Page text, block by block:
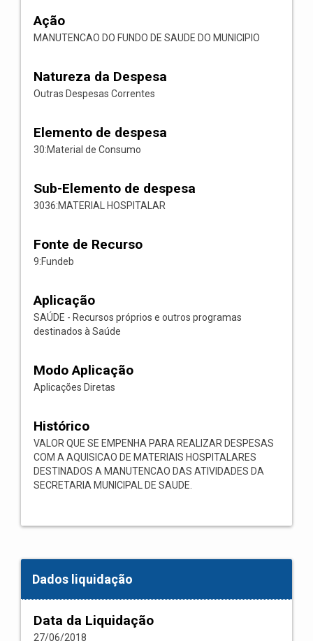
Ação
MANUTENCAO DO FUNDO DE SAUDE DO MUNICIPIO
Natureza da Despesa
Outras Despesas Correntes
Elemento de despesa
30:Material de Consumo
Sub-Elemento de despesa
3036:MATERIAL HOSPITALAR
Fonte de Recurso
9:Fundeb
Aplicação
SAÚDE - Recursos próprios e outros programas
destinados à Saúde
Modo Aplicação
Aplicações Diretas
Histórico
VALOR QUE SE EMPENHA PARA REALIZAR DESPESAS
COM A AQUISICAO DE MATERIAIS HOSPITALARES
DESTINADOS A MANUTENCAO DAS ATIVIDADES DA
SECRETARIA MUNICIPAL DE SAUDE.
Dados liquidação
Data da Liquidação
27/06/2018